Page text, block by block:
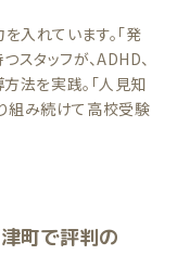
入れています。「発
スタッフが、ADHD、
法を実践。「人見知
組み続けて高校受験
町で評判の